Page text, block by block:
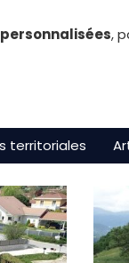
,
territoriales